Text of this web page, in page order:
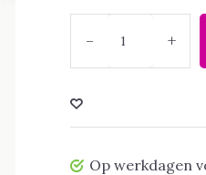
- +
Op werkdagen